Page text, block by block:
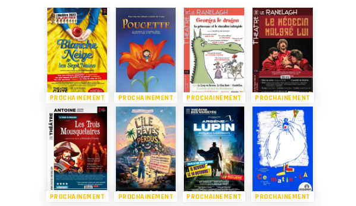
PROCHAINEMENT PROCHAINEMENT PROCHAINEMENT PROCHAINEMENT
PROCHAINEMENT PROCHAINEMENT PROCHAINEMENT PROCHAINEMENT